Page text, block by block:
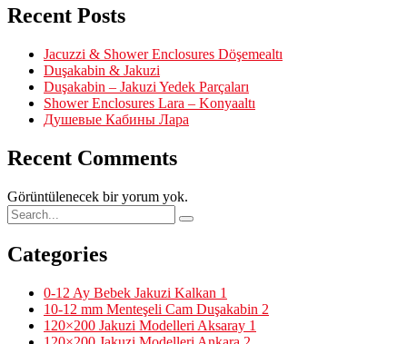
Recent Posts
Jacuzzi & Shower Enclosures Döşemealtı
Duşakabin & Jakuzi
Duşakabin – Jakuzi Yedek Parçaları
Shower Enclosures Lara – Konyaaltı
Душевые Кабины Лара
Recent Comments
Görüntülenecek bir yorum yok.
Categories
0-12 Ay Bebek Jakuzi Kalkan 1
10-12 mm Menteşeli Cam Duşakabin 2
120×200 Jakuzi Modelleri Aksaray 1